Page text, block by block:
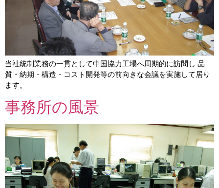
当社統制業務の一貫として中国協力工場へ周期的に訪問し 品
質・納期・構造・コスト開発等の前向きな会議を実施して居り
ます。
事務所の風景